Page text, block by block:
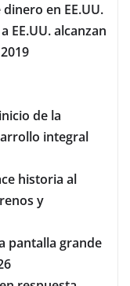
en EE.UU.
EE.UU. alcanzan
de la
integral
historia al
y
pantalla grande